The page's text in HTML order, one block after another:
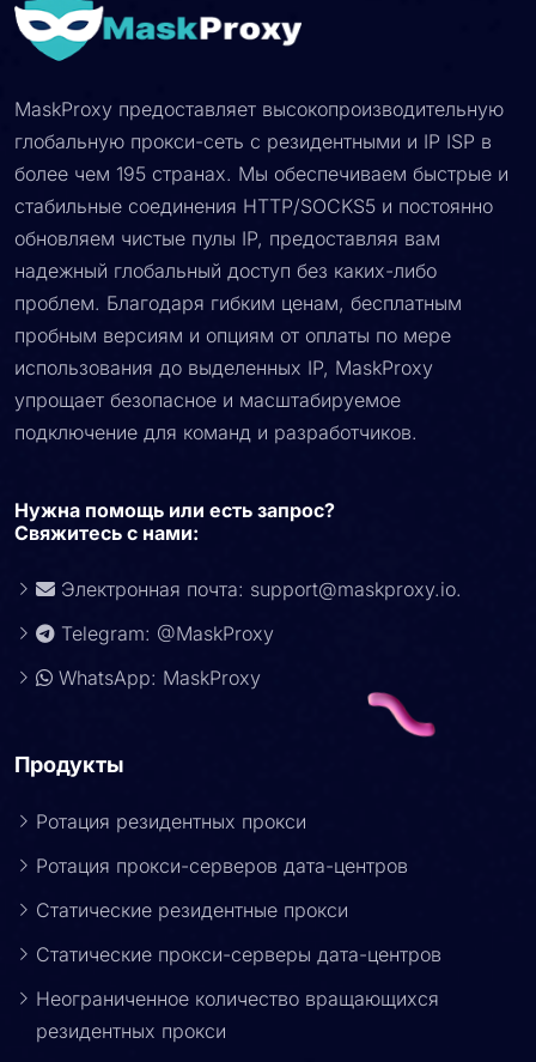
MaskProxy предоставляет высокопроизводительную
глобальную прокси-сеть с резидентными и IP ISP в
более чем 195 странах. Мы обеспечиваем быстрые и
стабильные соединения HTTP/SOCKS5 и постоянно
обновляем чистые пулы IP, предоставляя вам
надежный глобальный доступ без каких-либо
проблем. Благодаря гибким ценам, бесплатным
пробным версиям и опциям от оплаты по мере
использования до выделенных IP, MaskProxy
упрощает безопасное и масштабируемое
подключение для команд и разработчиков.
Нужна помощь или есть запрос?
Свяжитесь с нами:
Электронная почта: support@maskproxy.io.
Telegram: @MaskProxy
WhatsApp: MaskProxy
Продукты
Ротация резидентных прокси
Ротация прокси-серверов дата-центров
Статические резидентные прокси
Статические прокси-серверы дата-центров
Неограниченное количество вращающихся
резидентных прокси